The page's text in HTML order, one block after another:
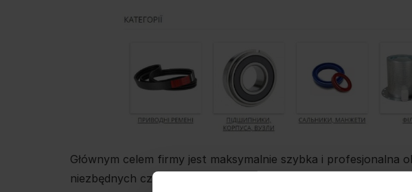
Głównym celem firmy jest maksymalnie szybka i profesjonalna
niezbędnych części oraz zapewnienie szybkiej wysyłki towaru.